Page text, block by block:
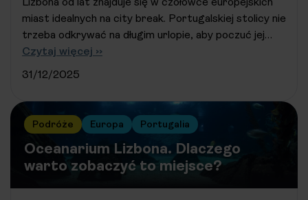
miast idealnych na city break. Portugalskiej stolicy nie
trzeba odkrywać na długim urlopie, aby poczuć jej…
Czytaj więcej ››
31/12/2025
Podróże Europa Portugalia
Oceanarium Lizbona. Dlaczego
warto zobaczyć to miejsce?